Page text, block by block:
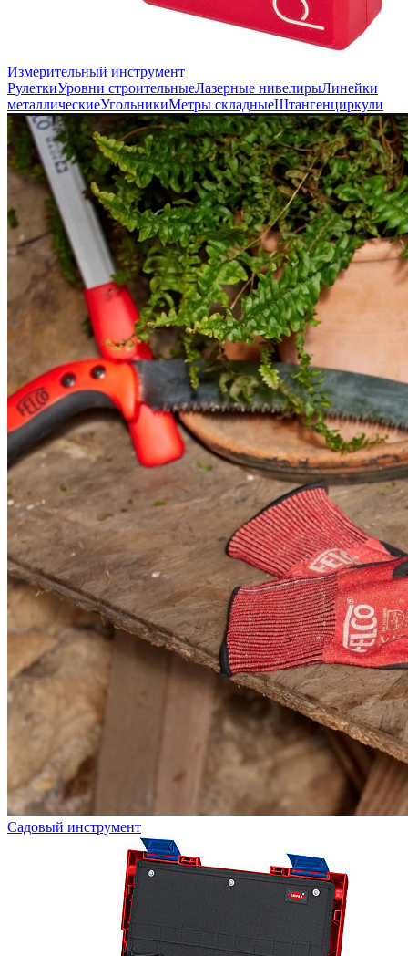
Измерительный инструмент
РулеткиУровни строительныеЛазерные нивелирыЛинейки
металлическиеУгольникиМетры складныеШтангенциркули
Садовый инструмент